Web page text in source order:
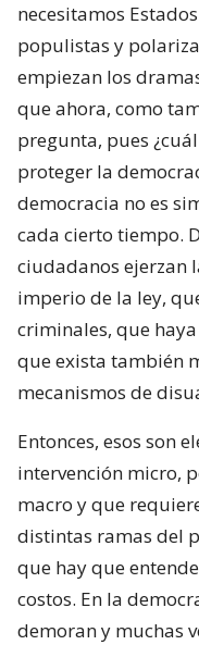
necesitamos
populistas y
empiezan los
que ahora, como
pregunta, pues
proteger la
democracia no es
cada cierto tiempo.
ciudadanos ejerzan
imperio de la ley,
criminales, que
que exista también
mecanismos de
Entonces, esos son
intervención micro,
macro y que
distintas ramas del
que hay que
costos. En la
demoran y muchas